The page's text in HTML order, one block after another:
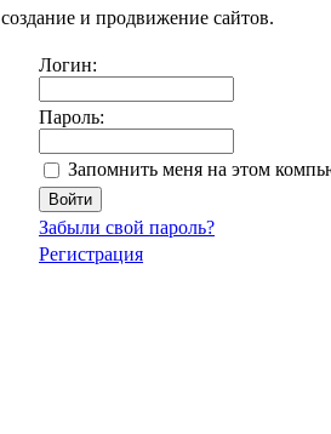
создание и продвижение сайтов.
Логин:
Пароль:
Запомнить меня на этом
Забыли свой пароль?
Регистрация